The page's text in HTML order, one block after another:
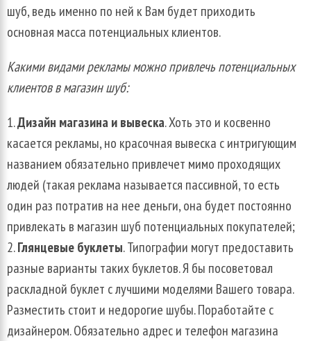
шуб, ведь именно по ней к Вам будет приходить
основная масса потенциальных клиентов.
Какими видами рекламы можно привлечь потенциальных
клиентов в магазин шуб:
Дизайн магазина и вывеска. Хоть это и косвенно
касается рекламы, но красочная вывеска с интригующим
названием обязательно привлечет мимо проходящих
людей (такая реклама называется пассивной, то есть
один раз потратив на нее деньги, она будет постоянно
привлекать в магазин шуб потенциальных покупателей;
Глянцевые буклеты. Типографии могут предоставить
разные варианты таких буклетов. Я бы посоветовал
раскладной буклет с лучшими моделями Вашего товара.
Разместить стоит и недорогие шубы. Поработайте с
дизайнером. Обязательно адрес и телефон магазина